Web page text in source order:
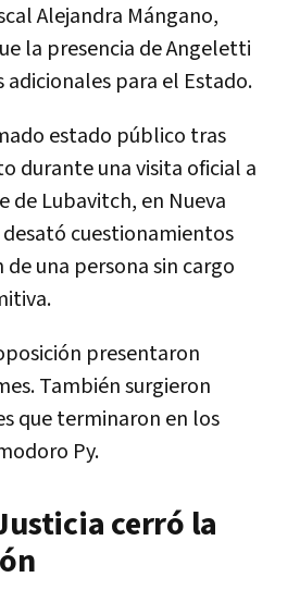
Alejandra Mángano,
la presencia de Angeletti
adicionales para el Estado.
estado público tras
durante una visita oficial a
de Lubavitch, en Nueva
desató cuestionamientos
una persona sin cargo
presentaron
También surgieron
que terminaron en los
Py.
cerró la